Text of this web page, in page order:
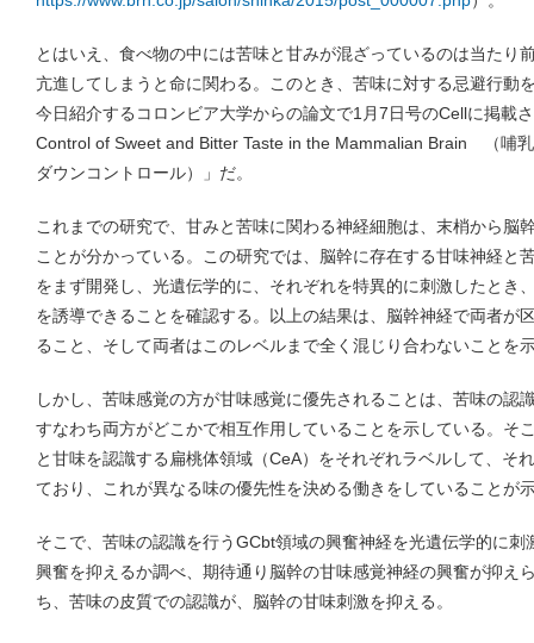
とはいえ、食べ物の中には苦味と甘みが混ざっているのは当たり
亢進してしまうと命に関わる。このとき、苦味に対する忌避行動
今日紹介するコロンビア大学からの論文で1月7日号のCellに掲載
Control of Sweet and Bitter Taste in the Mammalian Brain （哺
ダウンコントロール）」だ。
これまでの研究で、甘みと苦味に関わる神経細胞は、末梢から脳
ことが分かっている。この研究では、脳幹に存在する甘味神経と
をまず開発し、光遺伝学的に、それぞれを特異的に刺激したとき
を誘導できることを確認する。以上の結果は、脳幹神経で両者が
ること、そして両者はこのレベルまで全く混じり合わないことを
しかし、苦味感覚の方が甘味感覚に優先されることは、苦味の認
すなわち両方がどこかで相互作用していることを示している。そ
と甘味を認識する扁桃体領域（CeA）をそれぞれラベルして、そ
ており、これが異なる味の優先性を決める働きをしていることが
そこで、苦味の認識を行うGCbt領域の興奮神経を光遺伝学的に
興奮を抑えるか調べ、期待通り脳幹の甘味感覚神経の興奮が抑え
ち、苦味の皮質での認識が、脳幹の甘味刺激を抑える。